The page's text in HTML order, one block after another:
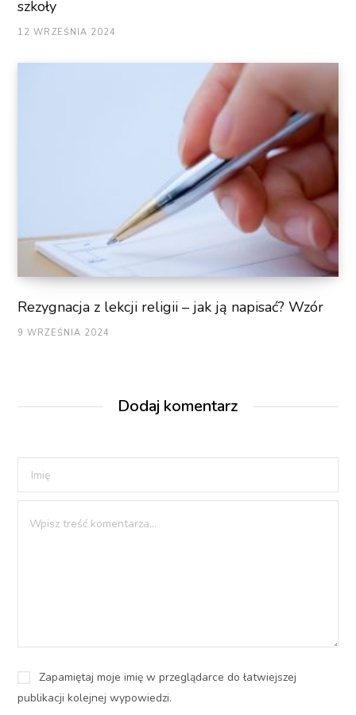
szkoły
12 WRZEŚNIA 2024
Rezygnacja z lekcji religii – jak ją napisać? Wzór
9 WRZEŚNIA 2024
Dodaj komentarz
Zapamiętaj moje imię w przeglądarce do łatwiejszej
publikacji kolejnej wypowiedzi.